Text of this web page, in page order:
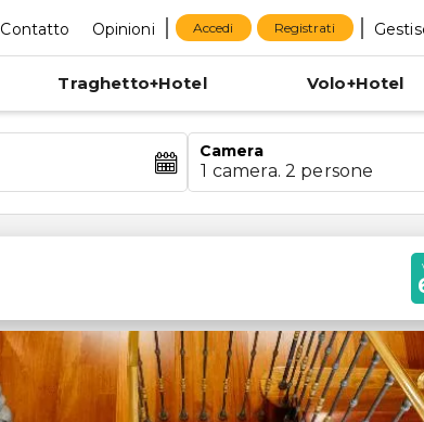
Contatto Opinioni Accedi Registrati
Traghetto+Hotel Volo+Hotel
Camera
1 camera. 2 persone